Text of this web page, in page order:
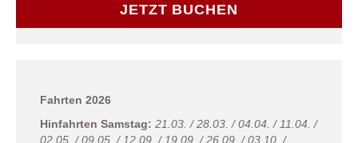
JETZT BUCHEN
Fahrten 2026
Hinfahrten Samstag: 21.03. / 28.03. / 04.04. / 11.04. /
02.05. / 09.05. / 12.09. / 19.09. / 26.09. / 03.10. /